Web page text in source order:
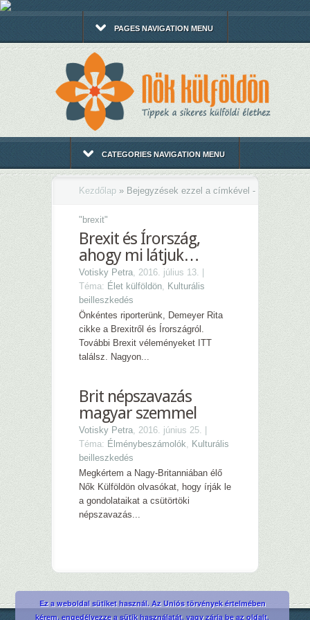
PAGES NAVIGATION MENU
CATEGORIES NAVIGATION MENU
Kezdőlap » Bejegyzések ezzel a címkével -
" brexit"
Brexit és Írország,
ahogy mi látjuk…
Votisky Petra, 2016. július 13. |
Téma: Élet külföldön, Kulturális
beilleszkedés
Önkéntes riporterünk, Demeyer Rita
cikke a Brexitről és Írországról.
További Brexit véleményeket ITT
találsz. Nagyon...
Brit népszavazás
magyar szemmel
Votisky Petra, 2016. június 25. |
Téma: Élménybeszámolók, Kulturális
beilleszkedés
Megkértem a Nagy-Britanniában élő
Nők Külföldön olvasókat, hogy írják le
a gondolataikat a csütörtöki
népszavazás...
Ez a weboldal sütiket használ. Az Uniós törvények értelmében
kérem, engedélyezze a sütik használatát, vagy zárja be az oldalt.